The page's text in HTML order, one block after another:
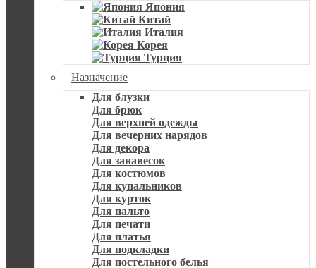
Япония
Китай
Италия
Корея
Турция
Назначение
Для блузки
Для брюк
Для верхней одежды
Для вечерних нарядов
Для декора
Для занавесок
Для костюмов
Для купальников
Для курток
Для пальто
Для печати
Для платья
Для подкладки
Для постельного белья